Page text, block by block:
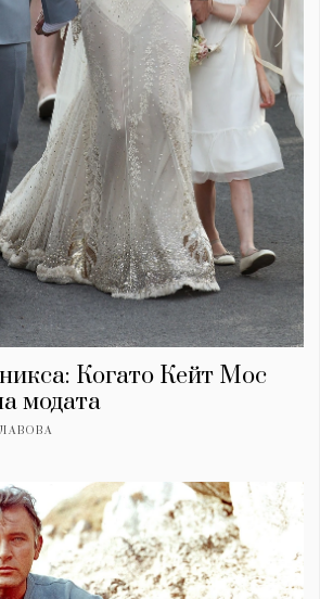
Когато Кейт Мос
модата